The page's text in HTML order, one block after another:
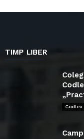
TIMP LIBER
Codlea